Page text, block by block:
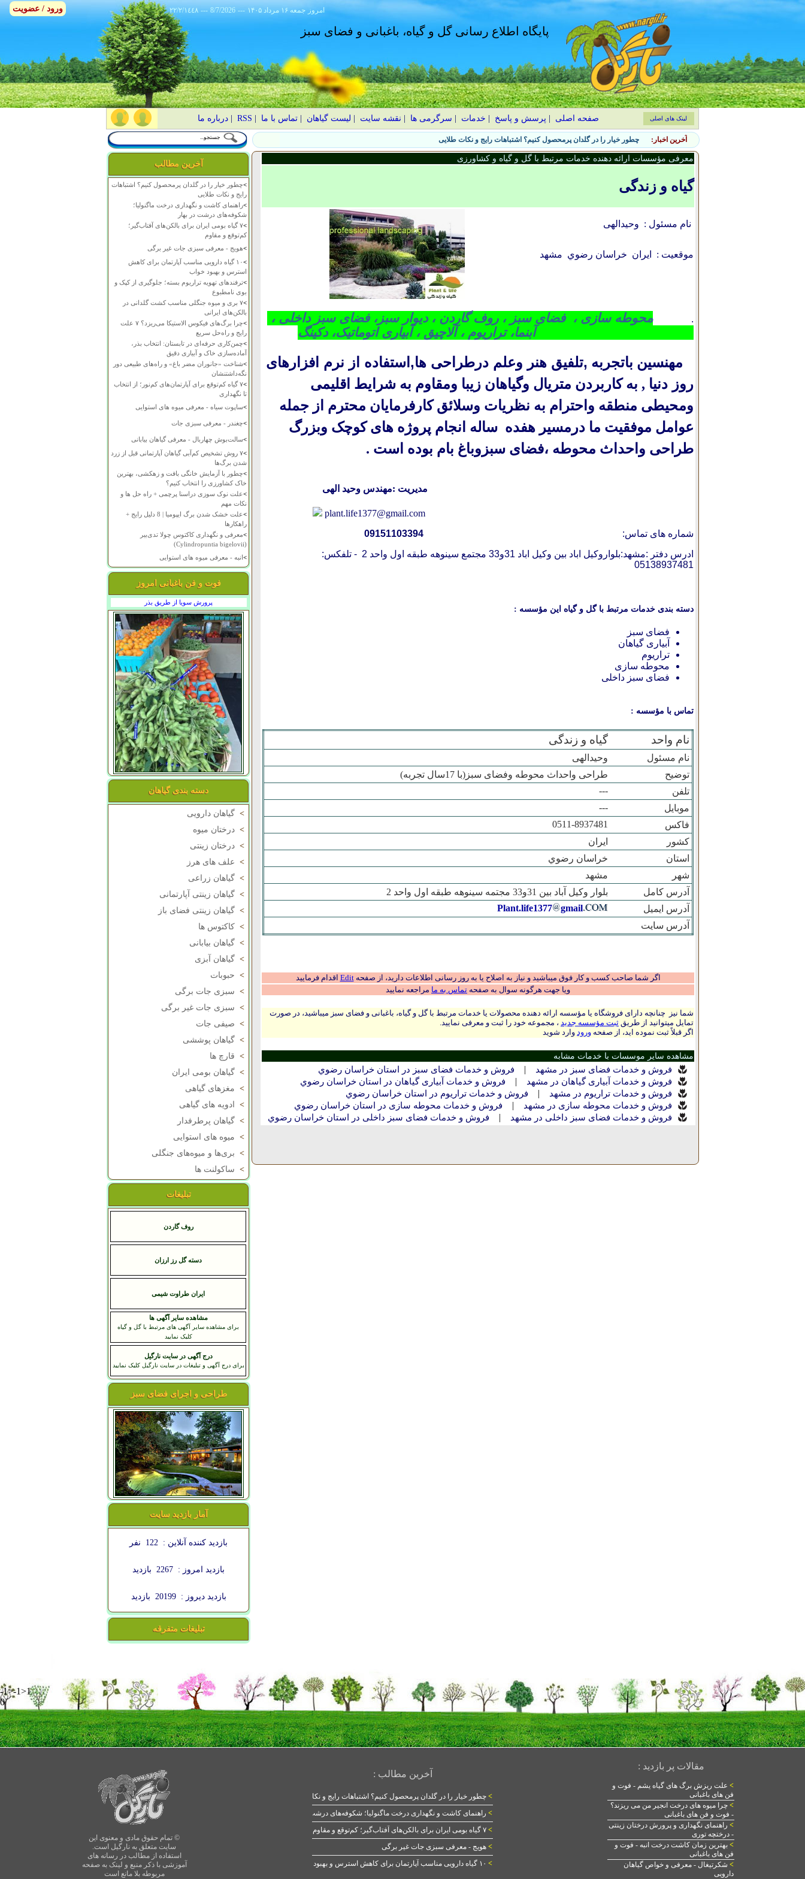
٢٢/٢/١٤٤٨ --- 8/7/2026 --- ۱۴۰۵ جمعه ۱۶ مرداد امروز
پایگاه اطلاع رسانی گل و گیاه، باغبانی و فضای سبز
صفحه اصلی پرسش و پاسخ خدمات سرگرمی ها نقشه سایت لیست گیاهان |تماس با ما RSS
|درباره ما لینک های اصلی
آخرین اخبار: چطور خیار را در گلدان پرمحصول کنیم؟ اشتباهات رایج و نکات طلایی
آخرین مطالب
>چطور خیار را در گلدان پرمحصول کنیم؟ اشتباهات
رایج و نکات طلایی
>راهنمای کاشت و نگهداری درخت ماگنولیا؛
شکوفه‌های درشت در بهار
>
۷ گیاه بومی ایران برای بالکن‌های آفتاب‌گیر؛
کم‌توقع و مقاوم
>هویج - معرفی سبزی جات غیر برگی
>
۱۰ گیاه دارویی مناسب آپارتمان برای کاهش
استرس و بهبود خواب
>ترفندهای تهویه تراریوم بسته؛ جلوگیری از کپک و
بوی نامطبوع
>
۷ بری و میوه جنگلی مناسب کشت گلدانی در
بالکن‌های ایرانی
>
چرا برگ‌های فیکوس الاستیکا می‌ریزد؟ ۷ علت
رایج و راه‌حل سریع
>چمن‌کاری حرفه‌ای در تابستان: انتخاب بذر،
آماده‌سازی خاک و آبیاری دقیق
>شناخت «جانوران مضر باغ» و راه‌های طبیعی دور
نگه‌داشتنشان
>
۷ گیاه کم‌توقع برای آپارتمان‌های کم‌نور؛ از انتخاب
تا نگهداری
>ساپوت سیاه - معرفی میوه های استوایی
>چغندر - معرفی سبزی جات
>سالت‌بوش چهاربال - معرفی گیاهان بیابانی
>
۷ روش تشخیص کم‌آبی گیاهان آپارتمانی قبل از زرد
شدن برگ‌ها
>چطور با آزمایش خانگی بافت و زهکشی، بهترین
خاک کشاورزی را انتخاب کنیم؟
>علت نوک سوزی دراسنا پرچمی + راه حل ها و
نکات مهم
>
علت خشک شدن برگ ایپومیا | 8 دلیل رایج +
راهکارها
>معرفی و نگهداری کاکتوس چولا تدی‌بیر
(Cylindropuntia bigelovii)
>انبه - معرفی میوه های استوایی
فوت و فن باغبانی امروز
پرورش سویا از طریق بذر
دسته بندی گیاهان
> گیاهان دارویی
> درختان میوه
> درختان زینتی
> علف های هرز
> گیاهان زراعی
> گیاهان زینتی آپارتمانی
> گیاهان زینتی فضای باز
> کاکتوس ها
> گیاهان بیابانی
> گیاهان آبزی
> حبوبات
> سبزی جات برگی
> سبزی جات غیر برگی
> صیفی جات
> گیاهان پوششی
> قارچ ها
> گیاهان بومی ایران
> مغزهای گیاهی
>
ادویه های گیاهی
> گیاهان پرطرفدار
> میوه های استوایی
> بری‌ها و میوه‌های جنگلی
> ساکولنت ها
تبلیغات
روف گاردن
دسته گل رز ارزان
ایران طراوت شیمی
مشاهده سایر آگهی ها
برای مشاهده سایر آگهی های مرتبط با گل و گیاه
کلیک نمایید
درج آگهی در سایت نارگیل
برای درج آگهی و تبلیغات در سایت نارگیل کلیک نمایید
طراحی و اجرای فضای سبز
آمار بازدید سایت
بازدید کننده آنلاین : 122 نفر
بازدید امروز : 2267 بازدید
بازدید دیروز : 20199 بازدید
تبلیغات متفرقه
معرفی مؤسسات ارائه دهنده خدمات مرتبط با گل و گیاه و کشاورزی
گیاه و زندگی
نام مسئول : وحیدالهی
موقعیت : ایران خراسان رضوي مشهد
. محوطه سازی ، فضای سبز ، روف گاردن ، دیوار سبز، فضای سبز داخلی ،
آبنما، تراریوم ، آلاچیق ، آبیاری اتوماتیک، دکینگ
مهنسین باتجربه ,تلفیق هنر وعلم درطراحی ها,استفاده از نرم افزارهای
روز دنیا , به کاربردن متریال وگیاهان زیبا ومقاوم به شرایط اقلیمی
ومحیطی منطقه واحترام به نظریات وسلائق کارفرمایان محترم از جمله
عوامل موفقیت ما درمسیر هفده ساله انجام پروژه های کوچک وبزرگ
طراحی واحداث محوطه ،فضای سبزوباغ بام بوده است .
مدیریت :مهندس وحید الهی
plant.life1377@gmail.com
شماره های تماس:
09151103394
ادرس دفتر :مشهد:بلواروکیل اباد بین وکیل اباد 31و33 مجتمع سینوهه طبقه اول واحد 2
- تلفکس:
05138937481
دسته بندی خدمات مرتبط با گل و گیاه این مؤسسه :
فضای سبز
آبیاری گیاهان
تراریوم
محوطه سازی
فضای سبز داخلی
تماس با مؤسسه :
نام واحد گیاه و زندگی
نام مسئول
وحیدالهی
توضیح
طراحی واحداث محوطه وفضای سبز(با 17سال تجربه)
تلفن
---
موبایل
---
فاکس
0511-8937481
کشور
ایران
استان
خراسان رضوي
شهر
مشهد
آدرس کامل
بلوار وکیل آباد بین 31و33 مجتمه سینوهه طبقه اول واحد 2
آدرس ایمیل
Plant.life1377
gmail
آدرس سایت
اگر شما صاحب کسب و کار فوق میباشید و نیاز به اصلاح یا به روز رسانی اطلاعات دارید، از صفحهEdit اقدام فرمایید
ویا جهت هرگونه سوال به صفحه تماس به ما مراجعه نمایید
شما نیز چنانچه دارای فروشگاه یا مؤسسه ارائه دهنده محصولات یا خدمات مرتبط با گل و گیاه، باغبانی و فضای سبز میباشید، در صورت
تمایل میتوانید از طریق ثبت مؤسسه جدید ، مجموعه خود را ثبت و معرفی نمایید.
اگر قبلاً ثبت نموده اید، از صفحه ورود وارد شوید
مشاهده سایر موسسات با خدمات مشابه
فروش و خدمات فضای سبز در مشهد | فروش و خدمات فضای سبز در استان خراسان رضوي
فروش و خدمات آبیاری گیاهان در مشهد | فروش و خدمات آبیاری گیاهان در استان خراسان رضوي
فروش و خدمات تراریوم در مشهد | فروش و خدمات تراریوم در استان خراسان رضوي
فروش و خدمات محوطه سازی در مشهد | فروش و خدمات محوطه سازی در استان خراسان رضوي
فروش و خدمات فضای سبز داخلی در مشهد | فروش و خدمات فضای سبز داخلی در استان خراسان رضوي
-1>-1>1
0
© تمام حقوق مادی و معنوی این
سایت متعلق به نارگیل است.
استفاده از مطالب در رسانه های
آموزشی با ذکر منبع و لینک به صفحه
مربوطه بلا مانع است
آخرین مطالب :
> چطور خیار را در گلدان پرمحصول کنیم؟ اشتباهات رایج و نکات طلایی
> راهنمای کاشت و نگهداری درخت ماگنولیا؛ شکوفه‌های درشت در بهار
> ۷ گیاه بومی ایران برای بالکن‌های آفتاب‌گیر؛ کم‌توقع و مقاوم
> هویج - معرفی سبزی جات غیر برگی
> ۱۰ گیاه دارویی مناسب آپارتمان برای کاهش استرس و بهبود خواب
مقالات پر بازدید :
> علت ریزش برگ های گیاه یشم - فوت و
فن های باغبانی
> چرا میوه های درخت انجیر من می ریزند؟
- فوت و فن های باغبانی
> راهنمای نگهداری و پرورش درختان زینتی
- درختچه توری
> بهترین زمان کاشت درخت انبه - فوت و
فن های باغبانی
> شکرتیغال - معرفی و خواص گیاهان
دارویی
ورود / عضویت